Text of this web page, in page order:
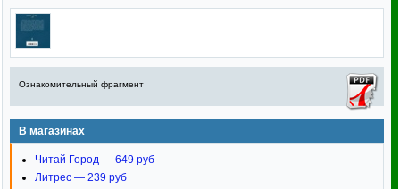
Ознакомительный фрагмент
В магазинах
Читай Город — 649 руб
Литрес — 239 руб